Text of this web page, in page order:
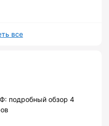
все
подробный обзор 4